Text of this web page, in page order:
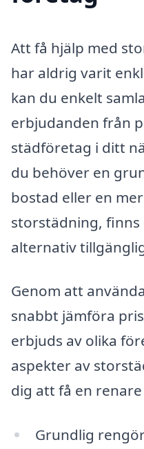
Att få hjälp med
har aldrig varit
kan du enkelt
erbjudanden från
städföretag i ditt
du behöver en
bostad eller en
storstädning,
alternativ
Genom att
snabbt jämföra
erbjuds av olika
aspekter av
dig att få en
Grundlig